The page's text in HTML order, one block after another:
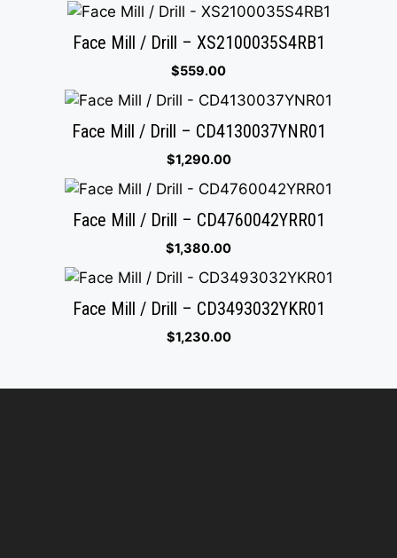
Face Mill / Drill – XS2100035S4RB1
$559.00
Face Mill / Drill – CD4130037YNR01
$1,290.00
Face Mill / Drill – CD4760042YRR01
$1,380.00
Face Mill / Drill – CD3493032YKR01
$1,230.00